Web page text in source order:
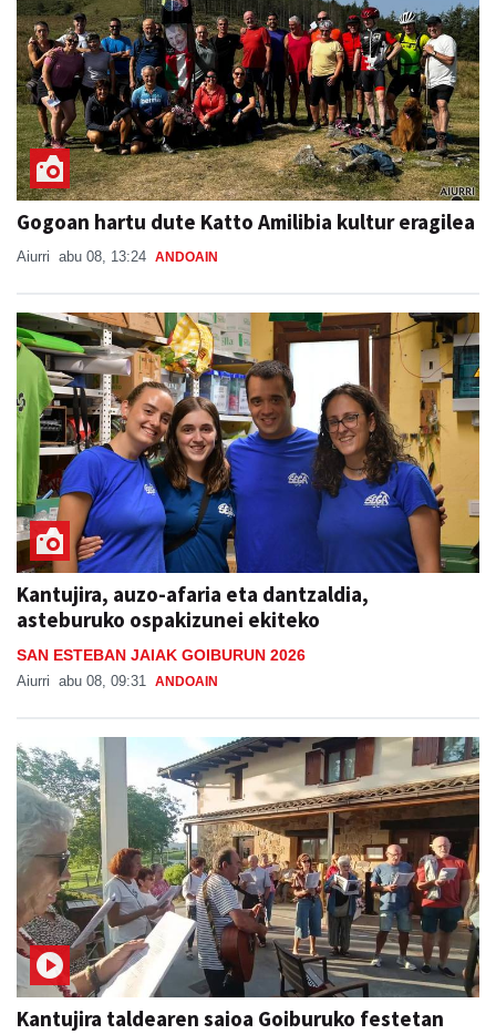
Gogoan hartu dute Katto Amilibia kultur eragilea
Aiurri abu 08, 13:24 ANDOAIN
Kantujira, auzo-afaria eta dantzaldia,
asteburuko ospakizunei ekiteko
SAN ESTEBAN JAIAK GOIBURUN 2026
Aiurri abu 08, 09:31 ANDOAIN
Kantujira taldearen saioa Goiburuko festetan